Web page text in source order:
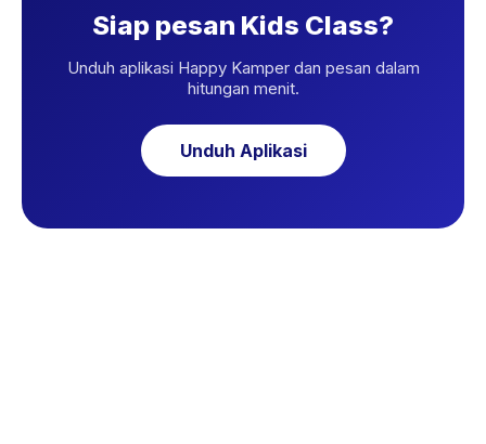
Siap pesan Kids Class?
Unduh aplikasi Happy Kamper dan pesan dalam
hitungan menit.
Unduh Aplikasi